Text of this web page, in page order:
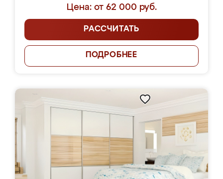
Цена: от 62 000 руб.
РАССЧИТАТЬ
ПОДРОБНЕЕ